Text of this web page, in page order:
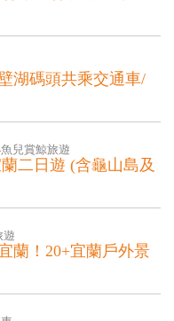
支援行動支付囉！ 為
湖碼頭共乘交通車/
共乘接駁車 ...
兒賞鯨旅遊
二日遊 (含龜山島及
島旅遊 套裝行程 蘭陽一
遊
蘭！20+宜蘭戶外景
哪些特色？ 宜蘭戶外